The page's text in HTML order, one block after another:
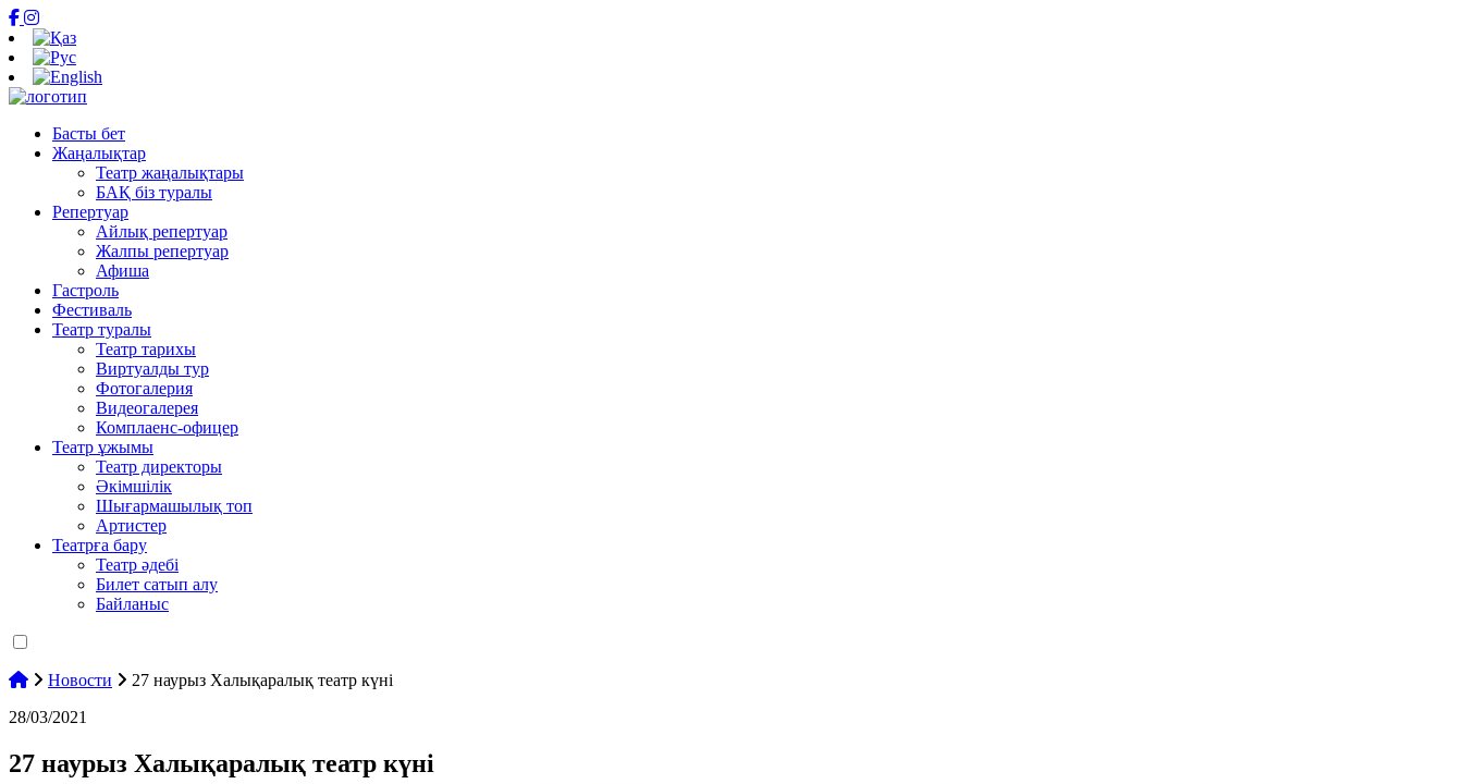
Басты бет
Жаңалықтар
Театр жаңалықтары
БАҚ біз туралы
Репертуар
Айлық репертуар
Жалпы репертуар
Афиша
Гастроль
Фестиваль
Театр туралы
Театр тарихы
Виртуалды тур
Фотогалерия
Видеогалерея
Комплаенс-офицер
Театр ұжымы
Театр директоры
Әкімшілік
Шығармашылық топ
Артистер
Театрға бару
Театр әдебі
Билет сатып алу
Байланыс
Новости
27 наурыз Халықаралық театр күні
28/03/2021
27 наурыз Халықаралық театр күні